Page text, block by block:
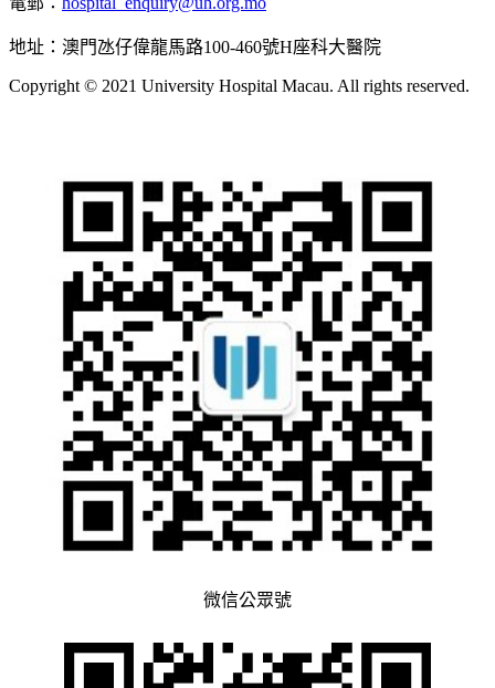
地址：澳門氹仔偉龍馬路100-460號H座科大醫院
Copyright © 2021 University Hospital Macau. All rights reserved.
微信公眾號